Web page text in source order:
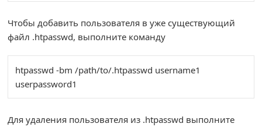
Чтобы добавить пользователя в уже существующий
файл .htpasswd, выполните команду
htpasswd -bm /path/to/.htpasswd username1
userpassword1
Для удаления пользователя из .htpasswd выполните